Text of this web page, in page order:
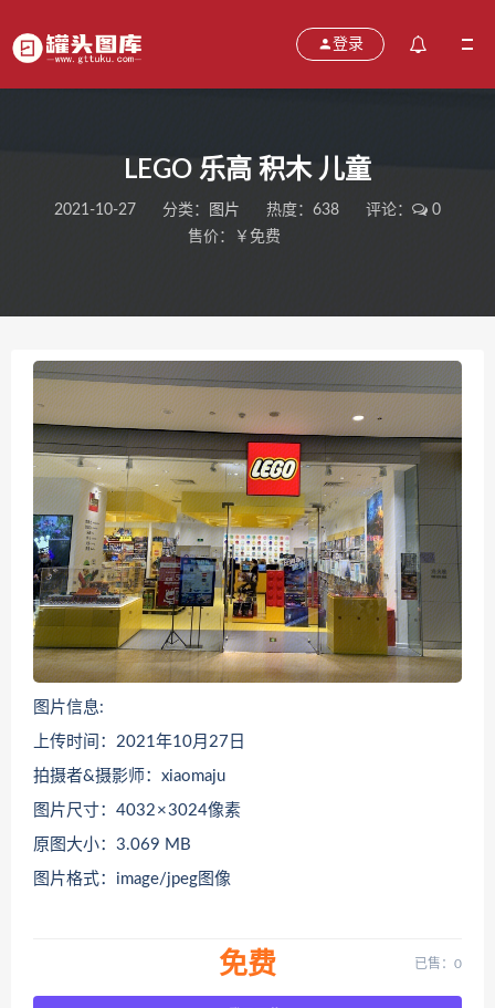
登录
LEGO 乐高 积木 儿童
2021-10-27 分类： 图片 热度：638 评论：
0
售价：￥免费
图片信息:
上传时间：2021年10月27日
拍摄者&摄影师：xiaomaju
图片尺寸：4032 × 3024像素
原图大小：3.069 MB
图片格式：image/jpeg图像
免费 已售：0